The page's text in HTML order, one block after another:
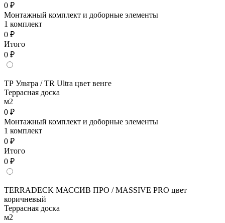
0 ₽
Монтажный комплект и доборные элементы
1 комплект
0 ₽
Итого
0 ₽
ТР Ультра / TR Ultra цвет венге
Террасная доска
м2
0 ₽
Монтажный комплект и доборные элементы
1 комплект
0 ₽
Итого
0 ₽
TERRADECK МАССИВ ПРО / MASSIVE PRO цвет
коричневый
Террасная доска
м2